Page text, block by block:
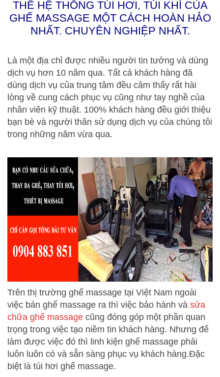
THẾ HỆ THỐNG TÚI HƠI, TÚI KHÍ CỦA
GHẾ MASSAGE MỘT CÁCH HOÀN HẢO
NHẤT. CHUYÊN NGHIỆP NHẤT.
Là một địa chỉ được nhiều người tin tưởng và dùng
dịch vụ hơn 10 năm qua. Tất cả khách hàng đã
dùng dịch vụ của trung tâm đều cảm thấy rất hài
lòng về cung cách phục vụ cũng như tay nghề của
nhân viên kỹ thuật. 100% khách hàng đều giới thiệu
bạn bè và người thân sử dụng dịch vụ của chúng tôi
trong những năm vừa qua.
Trên thị trường ghế massage tại Việt Nam ngoài
việc bán ghế massage ra thì việc bảo hành và sửa
chữa ghế massage cũng đóng góp một phần quan
trọng trong việc tạo niềm tin khách hàng. Nhưng để
làm được việc đó thì linh kiện ghế massage phải
luôn luôn có và sẵn sàng phục vụ khách hàng.Đặc
biệt là túi hơi ghế massage.